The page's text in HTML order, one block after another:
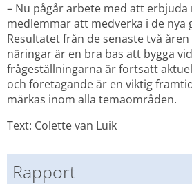
– Nu pågår arbete med att erbjuda
medlemmar att medverka i de nya
Resultatet från de senaste två
näringar är en bra bas att bygga
frågeställningarna är fortsatt
och företagande är en viktig
märkas inom alla temaområden.
Text: Colette van Luik
Rapport